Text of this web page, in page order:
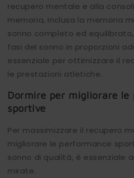
recupero mentale e alla
memoria, inclusa la memoria
sonno completo ed
fasi del sonno in proporzioni
essenziale per ottimizzare il
le prestazioni atletiche.
Dormire per migliorare le
sportive
Per massimizzare il recupero
migliorare le performance
sonno di qualità, è essenziale
mirate.